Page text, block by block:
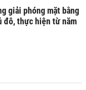
giải phóng mặt bằng
đô, thực hiện từ năm